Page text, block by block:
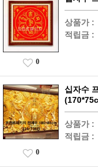
상품가 :
적립금 :
0
십자수
상품가 :
적립금 :
0